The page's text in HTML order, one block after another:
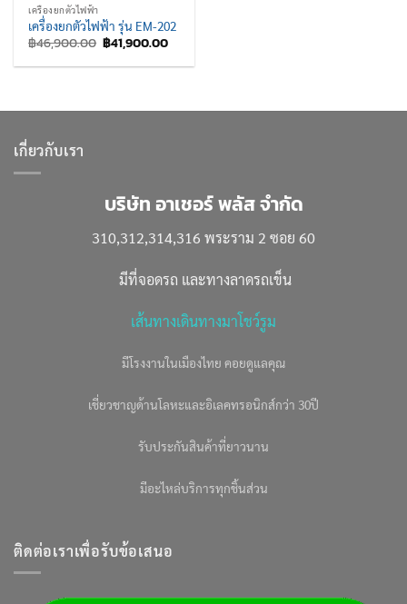
เครื่องยกตัวไฟฟ้า
เครื่องยกตัวไฟฟ้า รุ่น EM-202
฿46,900.00 Original
price
was:
฿41,900.00Current
is:
เกี่ยวกับเรา
บริษัท อาเชอร์ พลัส จำกัด
310,312,314,316 พระราม 2 ซอย 60
มีที่จอดรถ และทางลาดรถเข็น
เส้นทางเดินทางมาโชว์รูม
มีโรงงานในเมืองไทย คอยดูแลคุณ
เชี่ยวชาญด้านโลหะและอิเลคทรอนิกส์กว่า 30ปี
รับประกันสินค้าที่ยาวนาน
มีอะไหล่บริการทุกชิ้นส่วน
ติดต่อเราเพื่อรับข้อเสนอ